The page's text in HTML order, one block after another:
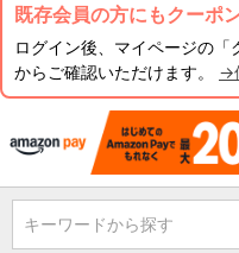
既存会員の方にもクーポ
ログイン後、マイページの「
からご確認いただけます。 →
キーワードから探す